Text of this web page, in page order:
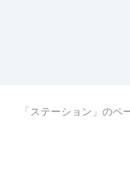
「ステーション」のペ